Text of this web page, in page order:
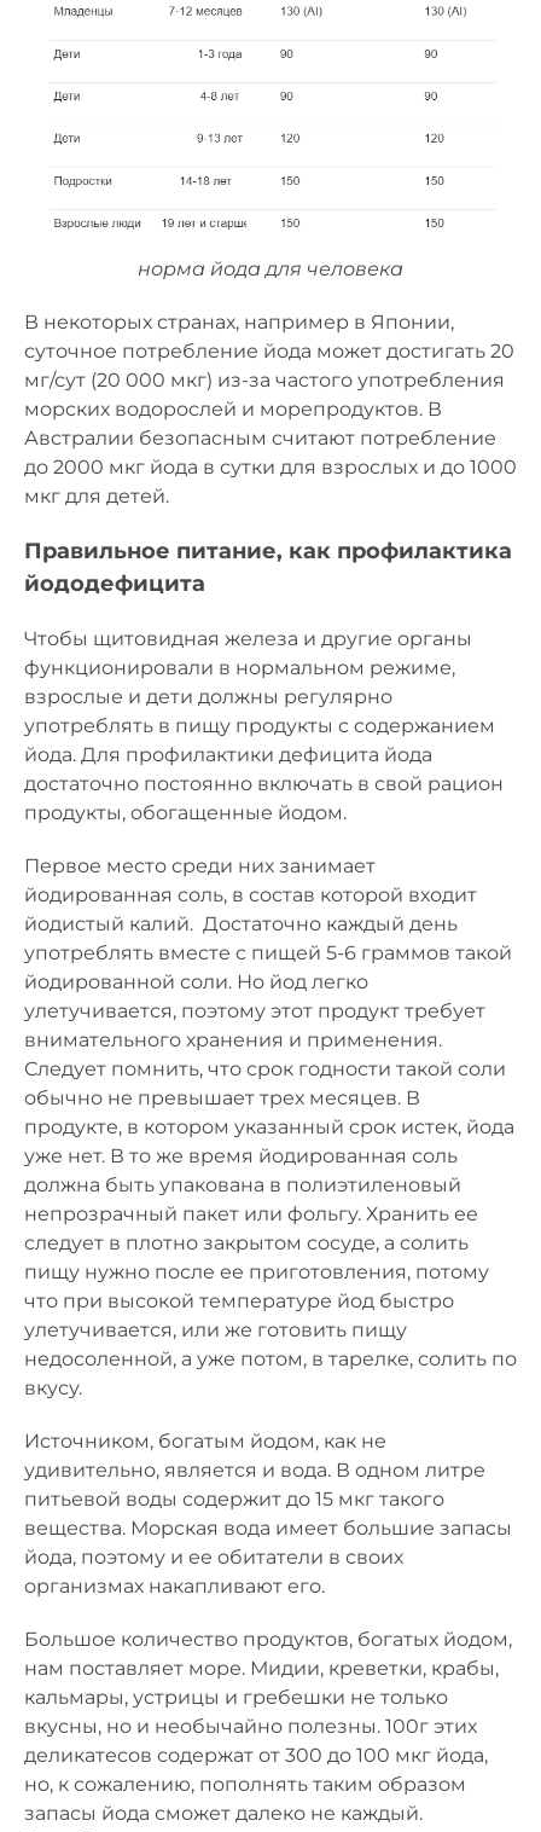
норма йода для человека
В некоторых странах, например в Японии,
суточное потребление йода может достигать 20
мг/сут (20 000 мкг) из-за частого употребления
морских водорослей и морепродуктов. В
Австралии безопасным считают потребление
до 2000 мкг йода в сутки для взрослых и до 1000
мкг для детей.
Правильное питание, как профилактика
йододефицита
Чтобы щитовидная железа и другие органы
функционировали в нормальном режиме,
взрослые и дети должны регулярно
употреблять в пищу продукты с содержанием
йода. Для профилактики дефицита йода
достаточно постоянно включать в свой рацион
продукты, обогащенные йодом.
Первое место среди них занимает
йодированная соль, в состав которой входит
йодистый калий. Достаточно каждый день
употреблять вместе с пищей 5-6 граммов такой
йодированной соли. Но йод легко
улетучивается, поэтому этот продукт требует
внимательного хранения и применения.
Следует помнить, что срок годности такой соли
обычно не превышает трех месяцев. В
продукте, в котором указанный срок истек, йода
уже нет. В то же время йодированная соль
должна быть упакована в полиэтиленовый
непрозрачный пакет или фольгу. Хранить ее
следует в плотно закрытом сосуде, а солить
пищу нужно после ее приготовления, потому
что при высокой температуре йод быстро
улетучивается, или же готовить пищу
недосоленной, а уже потом, в тарелке, солить по
вкусу.
Источником, богатым йодом, как не
удивительно, является и вода. В одном литре
питьевой воды содержит до 15 мкг такого
вещества. Морская вода имеет большие запасы
йода, поэтому и ее обитатели в своих
организмах накапливают его.
Большое количество продуктов, богатых йодом,
нам поставляет море. Мидии, креветки, крабы,
кальмары, устрицы и гребешки не только
вкусны, но и необычайно полезны. 100г этих
деликатесов содержат от 300 до 100 мкг йода,
но, к сожалению, пополнять таким образом
запасы йода сможет далеко не каждый.